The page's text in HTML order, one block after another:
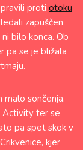
proti otoku
zapuščen
bilo konca. Ob
pa se je bližala
malo sončenja.
Activity ter se
pa spet skok v
kjer